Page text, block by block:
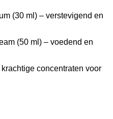
(30 ml) – verstevigend en
(50 ml) – voedend en
concentraten voor